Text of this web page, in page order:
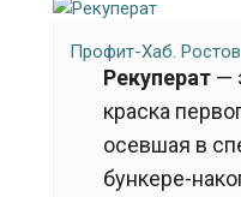
Рекуперат —
краска
осевшая в
бункере-